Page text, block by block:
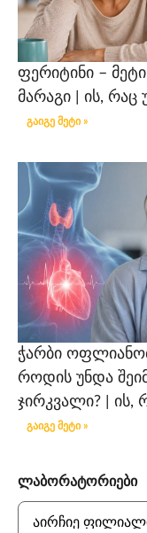
ფერიტინი –
მარაგი | ის,
გაიგე მეტი »
ჭარბი
როდის უნდა
ჯირკვალი? | ის,
გაიგე მეტი »
ლაბორატორიები